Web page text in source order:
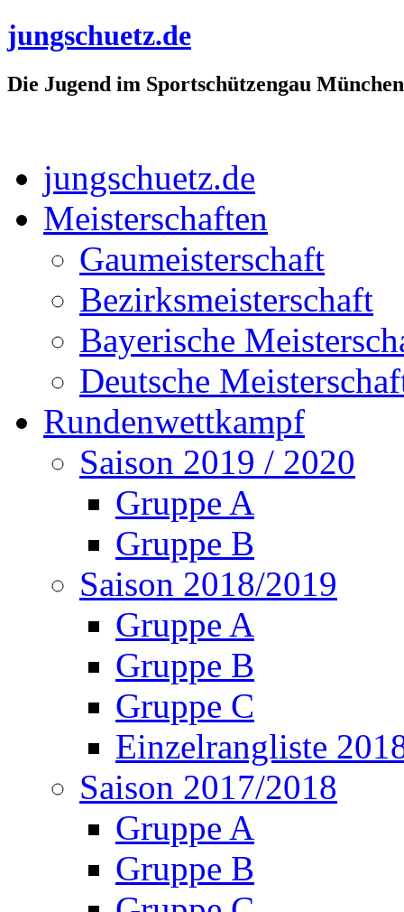
jungschuetz.de
Die Jugend im Sportschützengau
jungschuetz.de
Meisterschaften
Gaumeisterschaft
Bezirksmeisterschaft
Bayerische
Deutsche
Rundenwettkampf
Saison 2019 / 2020
Gruppe A
Gruppe B
Saison 2018/2019
Gruppe A
Gruppe B
Gruppe C
Einzelrangliste
Saison 2017/2018
Gruppe A
Gruppe B